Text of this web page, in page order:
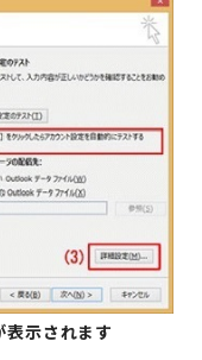
表示されます